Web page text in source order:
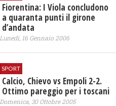
Fiorentina: I Viola concludono
a quaranta punti il girone
d’andata
Lunedì, 16 Gennaio 2006
SPORT
Calcio, Chievo vs Empoli 2-2.
Ottimo pareggio per i toscani
Domenica, 30 Ottobre 2005